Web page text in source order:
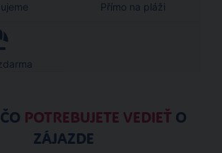
Přímo na pláži
POTREBUJETE VEDIEŤ O
ZÁJAZDE